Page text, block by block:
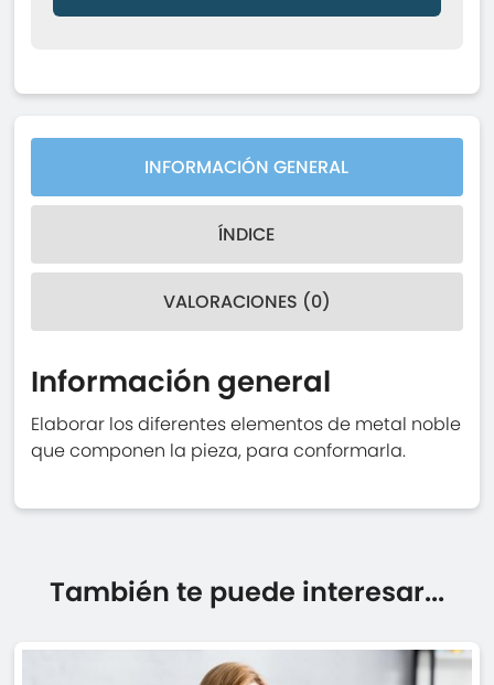
INFORMACIÓN GENERAL
ÍNDICE
VALORACIONES (0)
Información general
Elaborar los diferentes elementos de metal noble
que componen la pieza, para conformarla.
También te puede interesar...